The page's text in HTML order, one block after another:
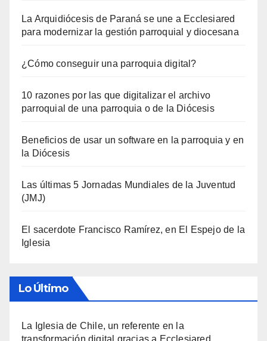
La Arquidiócesis de Paraná se une a Ecclesiared
para modernizar la gestión parroquial y diocesana
¿Cómo conseguir una parroquia digital?
10 razones por las que digitalizar el archivo
parroquial de una parroquia o de la Diócesis
Beneficios de usar un software en la parroquia y en
la Diócesis
Las últimas 5 Jornadas Mundiales de la Juventud
(JMJ)
El sacerdote Francisco Ramírez, en El Espejo de la
Iglesia
Lo Último
La Iglesia de Chile, un referente en la